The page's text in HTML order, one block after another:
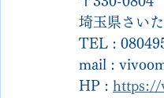
埼玉県さい
TEL :
mail :
HP : https://